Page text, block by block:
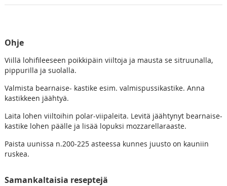
Ohje
Viillä lohifileeseen poikkipäin viiltoja ja mausta se sitruunalla,
pippurilla ja suolalla.
Valmista bearnaise- kastike esim. valmispussikastike. Anna
kastikkeen jäähtyä.
Laita lohen viiltoihin polar-viipaleita. Levitä jäähtynyt bearnaise-
kastike lohen päälle ja lisää lopuksi mozzarellaraaste.
Paista uunissa n.200-225 asteessa kunnes juusto on kauniin
ruskea.
Samankaltaisia reseptejä